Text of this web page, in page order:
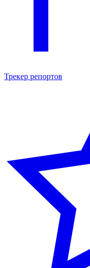
Трекер репортов